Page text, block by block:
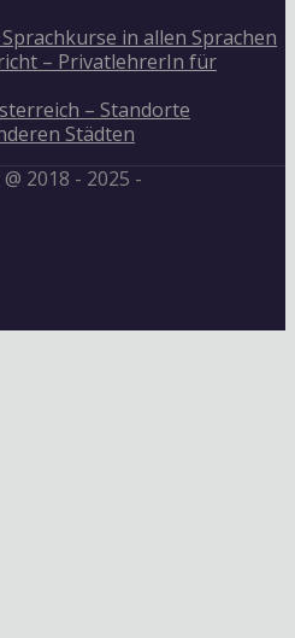
in allen Sprachen
– PrivatlehrerIn für
– Standorte
Städten
2018 - 2025 -